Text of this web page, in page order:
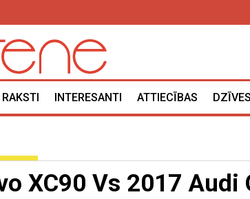
INTERESANTI ATTIECĪBAS
XC90 Vs 2017